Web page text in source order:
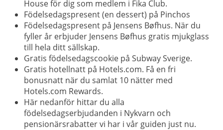
House för dig som medlem i Fika Club.
Födelsedagspresent (en dessert) på Pinchos
Födelsedagspresent på Jensens Bøfhus. När du
fyller år erbjuder Jensens Bøfhus gratis mjukglass
till hela ditt sällskap.
Gratis födelsedagscookie på Subway Sverige.
Gratis hotellnatt på Hotels.com. Få en fri
bonusnatt när du samlat 10 nätter med
Hotels.com Rewards.
Här nedanför hittar du alla
födelsedagserbjudanden i Nykvarn och
pensionärsrabatter vi har i vår guiden just nu.